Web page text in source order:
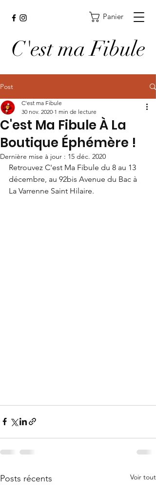
C'est ma Fibule
Panier
Post
C'est Ma Fibule À La
Boutique Éphémère !
C'est ma Fibule
30 nov. 2020 1 min de lecture
Dernière mise à jour : 15 déc. 2020
Retrouvez C'est Ma Fibule du 8 au 13
décembre, au 92bis Avenue du Bac à
La Varrenne Saint Hilaire.
Posts récents Voir tout